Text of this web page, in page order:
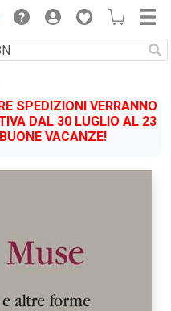
SPEDIZIONI VERRANNO
DAL 30 LUGLIO AL 23
VACANZE!